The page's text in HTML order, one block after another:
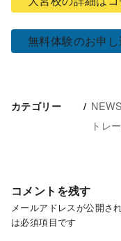
無料体験のお申
カテゴリー NEWS
トレ
コメントを残す
メールアドレスが公開さ
は必須項目です